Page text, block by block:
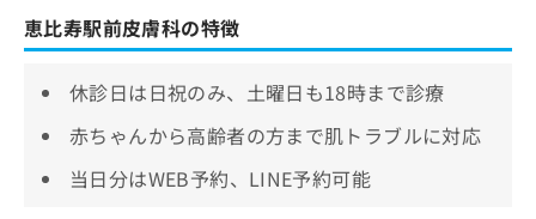
恵比寿駅前皮膚科の特徴
休診日は日祝のみ、土曜日も18時まで診療
赤ちゃんから高齢者の方まで肌トラブルに対応
当日分はWEB予約、LINE予約可能